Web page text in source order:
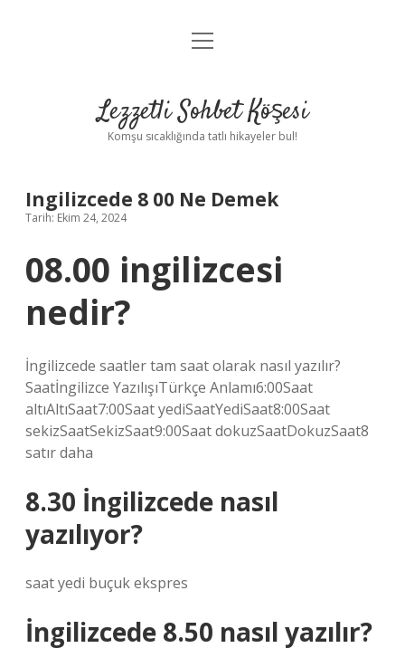
Anasayfa
Yasal Uyarı
menüyü
Lezzetli Sohbet Köşesi
Komşu sıcaklığında tatlı hikayeler bul!
Ingilizcede 8 00 Ne Demek
Tarih: Ekim 24, 2024
08.00 ingilizcesi
nedir?
İngilizcede saatler tam saat olarak nasıl yazılır?
Saatİngilizce YazılışıTürkçe Anlamı6:00Saat
altıAltıSaat7:00Saat yediSaatYediSaat8:00Saat
sekizSaatSekizSaat9:00Saat dokuzSaatDokuzSaat8
satır daha
8.30 İngilizcede nasıl
yazılıyor?
saat yedi buçuk ekspres
İngilizcede 8.50 nasıl yazılır?